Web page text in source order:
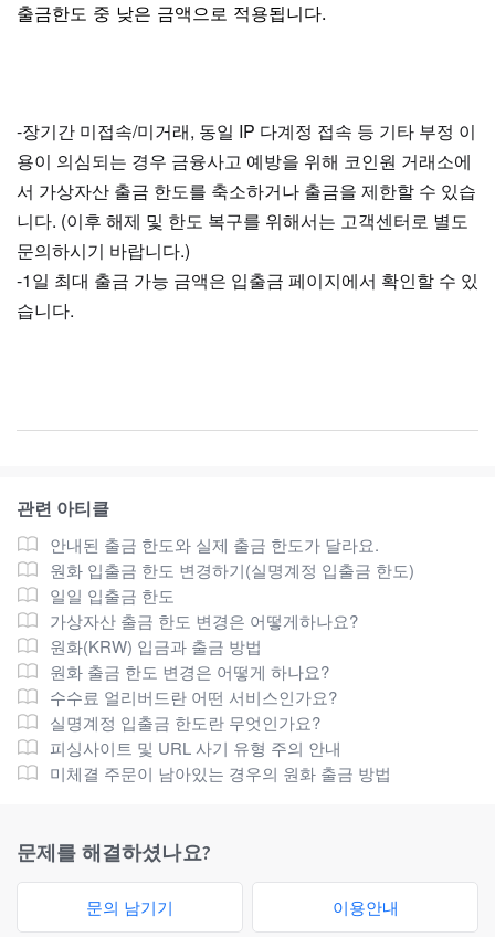
출금한도 중 낮은 금액으로 적용됩니다.
-장기간 미접속/미거래, 동일 IP 다계정 접속 등 기타 부정 이
용이 의심되는 경우 금융사고 예방을 위해 코인원 거래소에
서 가상자산 출금 한도를 축소하거나 출금을 제한할 수 있습
니다. (이후 해제 및 한도 복구를 위해서는 고객센터로 별도
문의하시기 바랍니다.)
-1일 최대 출금 가능 금액은 입출금 페이지에서 확인할 수 있
습니다.
관련 아티클
안내된 출금 한도와 실제 출금 한도가 달라요.
원화 입출금 한도 변경하기(실명계정 입출금 한도)
일일 입출금 한도
가상자산 출금 한도 변경은 어떻게하나요?
원화(KRW) 입금과 출금 방법
원화 출금 한도 변경은 어떻게 하나요?
수수료 얼리버드란 어떤 서비스인가요?
실명계정 입출금 한도란 무엇인가요?
피싱사이트 및 URL 사기 유형 주의 안내
미체결 주문이 남아있는 경우의 원화 출금 방법
문제를 해결하셨나요?
문의 남기기 이용안내